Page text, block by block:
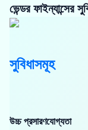
ভেন্ডর ফাইন্যান্সের
সুবিধাসমূহ
উচ্চ প্রসারণযোগ্যতা